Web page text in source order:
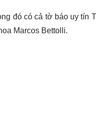
đó có cả tờ báo uy tín
Marcos Bettolli.